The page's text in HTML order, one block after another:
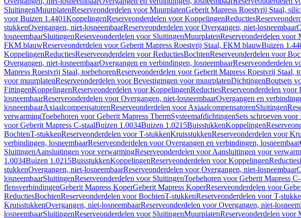
SluitingenMuurplatenReserveonderdelen voor MuurplatenGeberit Mapress Roestvrij Staal,
voor Buizen 1.4401KoppelingenReserveonderdelen voor KoppelingenReducties
stukkenOvergangen, niet-losneembaarReserveonderdelen voor Overgangen, niet-losneembaar
losneembaarSluitingenReserveonderdelen voor SluitingenMuurplatenReserveonderdelen voor
FKM blauwReserveonderdelen voor Geberit Mapress Roestvrij Staal, FKM blauwBuizen
KoppelingenReductiesReserveonderdelen voor ReductiesBochtenReserveonderdelen voor
Overgangen, niet-losneembaarOvergangen en verbindingen, losneembaarReserveonderdelen
Mapress Roestvrij Staal, toebehorenReserveonderdelen voor Geberit Mapress Roestvrij Staal,
voor muurplatenReserveonderdelen voor Bevestigingen voor muurplatenDichtingenBoutsets
FittingenKoppelingenReserveonderdelen voor KoppelingenReductiesReserveonderdelen voor
losneembaarReserveonderdelen voor Overgangen, niet-losneembaarOvergangen en
losneembaarAxiaalcompensatorenReserveonderdelen voor AxiaalcompensatorenSluitingen
verwarmingToebehoren voor Geberit Mapress ThermSysteemafdichtingenSets schroeven
voor Geberit Mapress C-staalBuizen 1.0034Buizen 1.0215BuisstukkenKoppelingen
BochtenT-stukkenReserveonderdelen voor T-stukkenKruisstukkenReserveonderdelen voor
verbindingen, losneembaarReserveonderdelen voor Overgangen en verbindingen, losneembaar
SluitingenAansluitingen voor verwarmingReserveonderdelen voor Aansluitingen voor
1.0034Buizen 1.0215BuisstukkenKoppelingenReserveonderdelen voor KoppelingenReducties
stukkenOvergangen, niet-losneembaarReserveonderdelen voor Overgangen, niet-losneembaar
losneembaarSluitingenReserveonderdelen voor SluitingenToebehoren voor Geberit Mapress C-
flensverbindingenGeberit Mapress KoperGeberit Mapress KoperReserveonderdelen voor
ReductiesBochtenReserveonderdelen voor BochtenT-stukkenReserveonderdelen voor T-
KruisstukkenOvergangen, niet-losneembaarReserveonderdelen voor Overgangen, niet-
losneembaarSluitingenReserveonderdelen voor SluitingenMuurplatenReserveonderdelen voor